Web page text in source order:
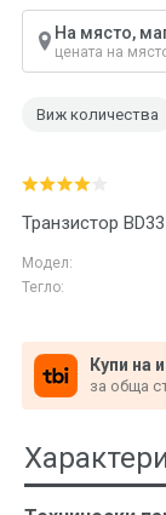
Транзистор
Модел:
Тегло:
Купи на
за обща
На място,
цената на
Виж количества